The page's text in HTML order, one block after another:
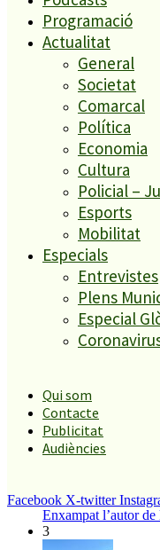
Programació
Actualitat
General
Societat
Comarcal
Política
Economia
Cultura
Policial –
Esports
Mobilitat
Especials
Entrevistes
Plens
Especial
Qui som
Contacte
Publicitat
Audiències
Facebook X-twitter
SUBSCRIURE’M
És tendència ara
ESPORTS CAP
S’aprova
Malgrat de Mar
Dos detinguts per
L’ACEP i l’AFIC
El més llegit
ESPORTS CAP
2
Enxampat l’autor
3